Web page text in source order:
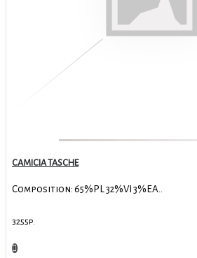
CAMICIA TASCHE
Composition: 65%PL 32%VI 3%EA..
3255р.